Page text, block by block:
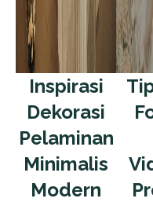
Inspirasi
Dekorasi
Pelaminan
Minimalis
Modern